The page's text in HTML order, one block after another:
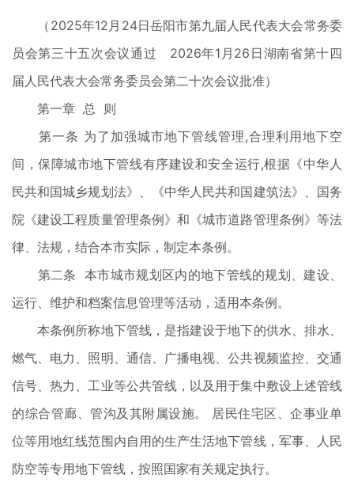
（2025年12月24日岳阳市第九届人民代表大会常务委
员会第三十五次会议通过 2026年1月26日湖南省第十四
届人民代表大会常务委员会第二十次会议批准）
第一章 总 则
第一条 为了加强城市地下管线管理,合理利用地下空
间，保障城市地下管线有序建设和安全运行,根据《中华人
民共和国城乡规划法》、《中华人民共和国建筑法》、国务
院《建设工程质量管理条例》和《城市道路管理条例》等法
律、法规，结合本市实际，制定本条例。
第二条 本市城市规划区内的地下管线的规划、建设、
运行、维护和档案信息管理等活动，适用本条例。
本条例所称地下管线，是指建设于地下的供水、排水、
燃气、电力、照明、通信、广播电视、公共视频监控、交通
信号、热力、工业等公共管线，以及用于集中敷设上述管线
的综合管廊、管沟及其附属设施。 居民住宅区、企事业单
位等用地红线范围内自用的生产生活地下管线，军事、人民
防空等专用地下管线，按照国家有关规定执行。